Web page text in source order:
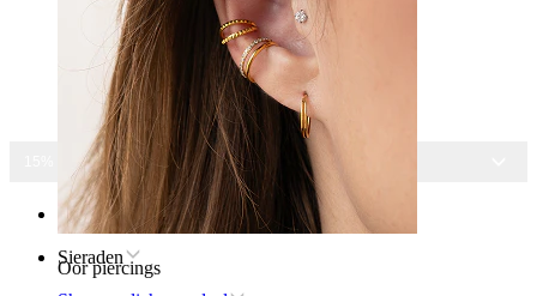
Oor piercings
15% KORTING OP ALLE SIERADEN
Home
Sieraden